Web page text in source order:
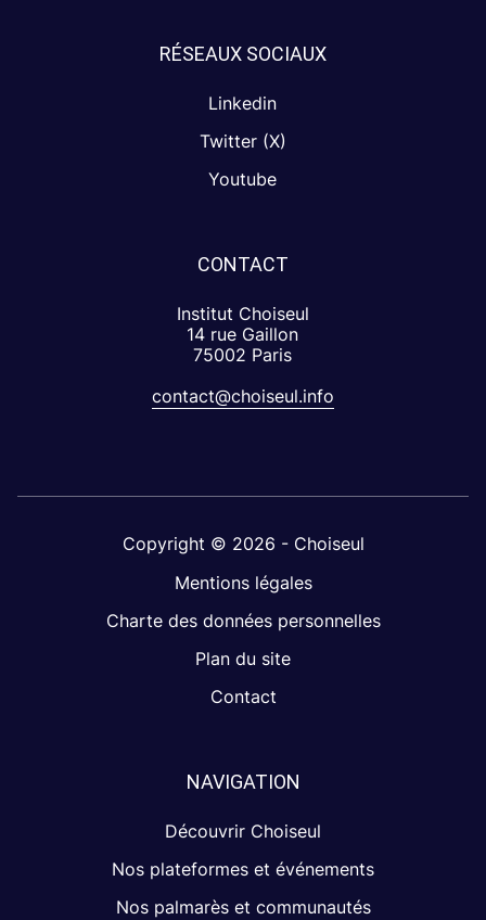
RÉSEAUX SOCIAUX
Linkedin
Twitter (X)
Youtube
CONTACT
Institut Choiseul
14 rue Gaillon
75002 Paris
contact@choiseul.info
Copyright © 2026 - Choiseul
Mentions légales
Charte des données personnelles
Plan du site
Contact
NAVIGATION
Découvrir Choiseul
Nos plateformes et événements
Nos palmarès et communautés